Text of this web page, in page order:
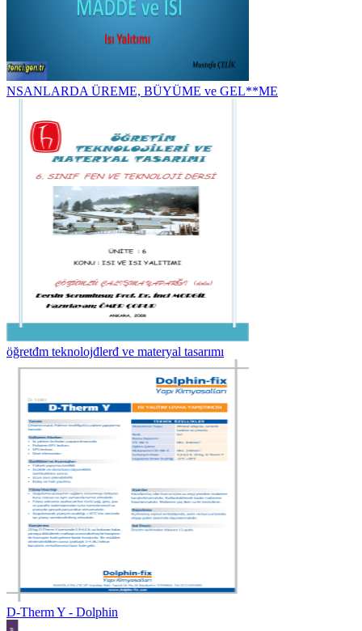
NSANLARDA ÜREME, BÜYÜME ve GEL**ME
öğretđm teknolojđlerđ ve materyal tasarımı
D-Therm Y - Dolphin